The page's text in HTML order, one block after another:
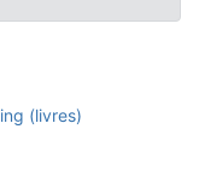
(livres)